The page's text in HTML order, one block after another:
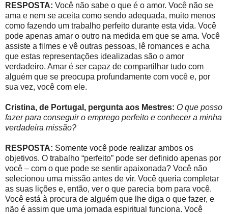
RESPOSTA: Você não sabe o que é o amor. Você não se
ama e nem se aceita como sendo adequada, muito menos
como fazendo um trabalho perfeito durante esta vida. Você
pode apenas amar o outro na medida em que se ama. Você
assiste a filmes e vê outras pessoas, lê romances e acha
que estas representações idealizadas são o amor
verdadeiro. Amar é ser capaz de compartilhar tudo com
alguém que se preocupa profundamente com você e, por
sua vez, você com ele.
Cristina, de Portugal, pergunta aos Mestres: O que posso
fazer para conseguir o emprego perfeito e conhecer a minha
verdadeira missão?
RESPOSTA: Somente você pode realizar ambos os
objetivos. O trabalho “perfeito” pode ser definido apenas por
você – com o que pode se sentir apaixonada? Você não
selecionou uma missão antes de vir. Você queria completar
as suas lições e, então, ver o que parecia bom para você.
Você está à procura de alguém que lhe diga o que fazer, e
não é assim que uma jornada espiritual funciona. Você